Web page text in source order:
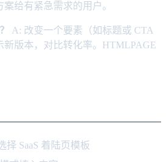
给有紧急需求的用户。
A: 改变一个要素（如标题或 CTA
新版本，对比转化率。HTMLPAGE
择 SaaS 着陆页模板